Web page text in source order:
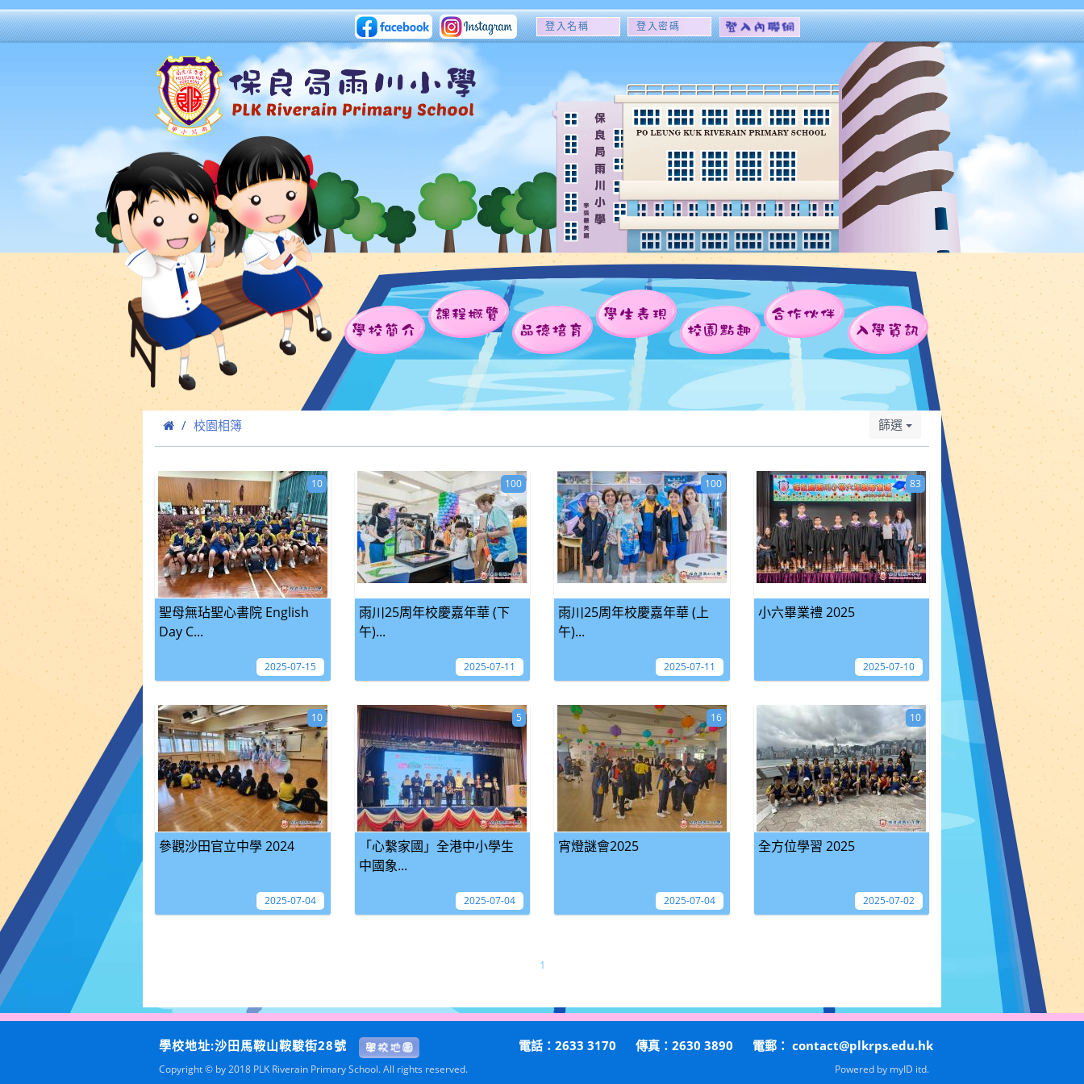
登
名
稱
登
密
碼
學校簡介
課程概覽
品德培育
學生表現
校園點趣
合作伙伴
入學資訊
校園相簿 篩選
聖母無玷聖心書院 English
Day C...
10
2025-07-15
雨川25周年校慶嘉年華 (下
午)...
100
2025-07-11
雨川25周年校慶嘉年華 (上
午)...
100
2025-07-11
小六畢業禮 2025
83
2025-07-10
參觀沙田官立中學 2024
10
2025-07-04
「心繫家國」全港中小學生
中國象...
5
2025-07-04
宵燈謎會2025
16
2025-07-04
全方位學習 2025
10
2025-07-02
1
學校地址:沙田馬鞍山鞍駿街28號 電話：2633 3170 傳真：2630 3890 電郵： contact@plkrps.edu.hk
Copyright © by 2018 PLK Riverain Primary School. All rights reserved. Powered by myID itd.